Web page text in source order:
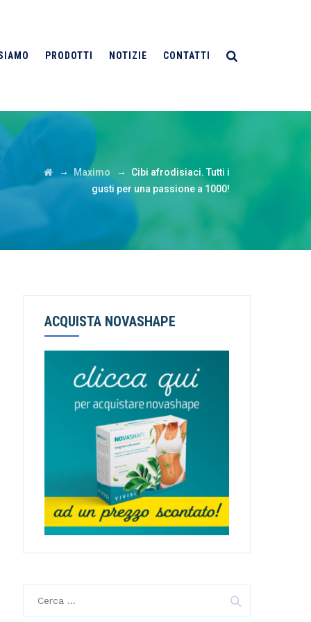
PRODOTTI NOTIZIE CONTATTI
→ Maximo →
Cibi afrodisiaci. Tutti i
gusti per una passione a 1000!
ACQUISTA NOVASHAPE